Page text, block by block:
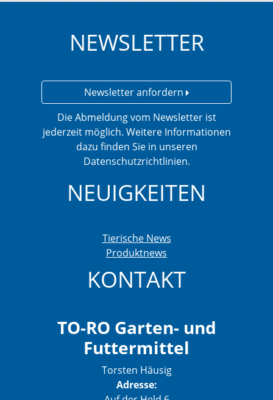
NEWSLETTER
Newsletter anfordern
Die Abmeldung vom Newsletter ist
jederzeit möglich. Weitere Informationen
dazu finden Sie in unseren
Datenschutzrichtlinien.
NEUIGKEITEN
Tierische News
Produktnews
KONTAKT
TO-RO Garten- und
Futtermittel
Torsten Häusig
Adresse: